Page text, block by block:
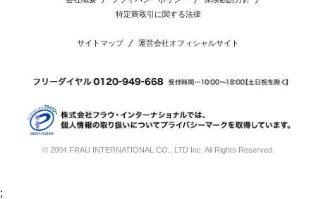
特定商取引に関する法律
サイトマップ 運営会社オフィシャルサイト
© 2004 FRAU INTERNATIONAL CO., LTD Inc. All Rights Reserved.
;